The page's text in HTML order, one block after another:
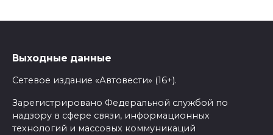
Выходные данные
Сетевое издание «Автовести» (16+).
Зарегистрировано Федеральной службой по
надзору в сфере связи, информационных
технологий и массовых коммуникаций